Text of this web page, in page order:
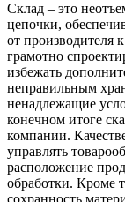
Склад – это
цепочки,
от производителя
грамотно
избежать
неправильным
ненадлежащие
конечном итоге
компании.
управлять
расположение
обработки. Кроме